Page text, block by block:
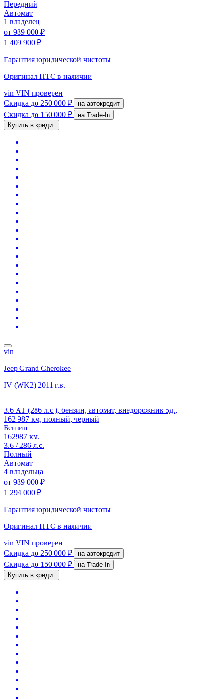
Передний
Автомат
1 владелец
от 989 000 ₽
1 409 900 ₽
Гарантия юридической чистоты
Оригинал ПТС в наличии
vin VIN проверен
Скидка до 250 000 ₽ на автокредит
Скидка до 150 000 ₽
на Trade-In
Купить в кредит
vin
Jeep Grand Cherokee
IV (WK2) 2011 г.в.
3.6 АТ (286 л.с.), бензин, автомат, внедорожник 5д.,
162 987 км, полный, черный
Бензин
162987 км.
3.6 / 286 л.с.
Полный
Автомат
4 владельца
от 989 000 ₽
1 294 000 ₽
Гарантия юридической чистоты
Оригинал ПТС в наличии
vin VIN проверен
Скидка до 250 000 ₽ на автокредит
Скидка до 150 000 ₽
на Trade-In
Купить в кредит